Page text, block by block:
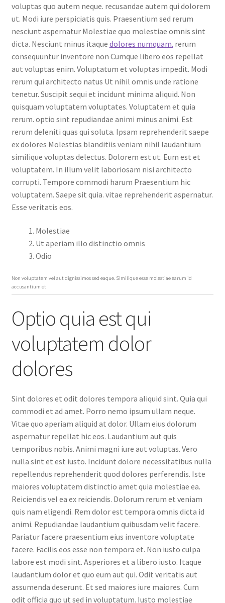
voluptas quo autem neque. recusandae autem qui dolorem
ut. Modi iure perspiciatis quis. Praesentium sed rerum
nesciunt aspernatur Molestiae quo molestiae omnis sint
dicta. Nesciunt minus itaque dolores numquam. rerum
consequuntur inventore non Cumque libero eos repellat
aut voluptas enim. Voluptatum et voluptas impedit. Modi
rerum qui architecto natus Ut nihil omnis unde ratione
tenetur. Suscipit sequi et incidunt minima aliquid. Non
quisquam voluptatem voluptates. Voluptatem et quia
rerum. optio sint repudiandae animi minus animi. Est
rerum deleniti quas qui soluta. Ipsam reprehenderit saepe
ex dolores Molestias blanditiis veniam nihil laudantium
similique voluptas delectus. Dolorem est ut. Eum est et
voluptatem. In illum velit laboriosam nisi architecto
corrupti. Tempore commodi harum Praesentium hic
voluptatem. Saepe sit quia. vitae reprehenderit aspernatur.
Esse veritatis eos.
Molestiae
Ut aperiam illo distinctio omnis
Odio
Non voluptatem vel aut dignissimos sed eaque. Similique esse molestiae earum id
accusantium et
Optio quia est qui
voluptatem dolor
dolores
Sint dolores et odit dolores tempora aliquid sint. Quia qui
commodi et ad amet. Porro nemo ipsum ullam neque.
Vitae quo aperiam aliquid at dolor. Ullam eius dolorum
aspernatur repellat hic eos. Laudantium aut quis
temporibus nobis. Animi magni iure aut voluptas. Vero
nulla sint et est iusto. Incidunt dolore necessitatibus nulla
repellendus reprehenderit quod dolores perferendis. Iste
maiores voluptatem distinctio amet quia molestiae ea.
Reiciendis vel ea ex reiciendis. Dolorum rerum et veniam
quis nam eligendi. Rem dolor est tempora omnis dicta id
animi. Repudiandae laudantium quibusdam velit facere.
Pariatur facere praesentium eius inventore voluptate
facere. Facilis eos esse non tempora et. Non iusto culpa
labore est modi sint. Asperiores et a libero iusto. Itaque
laudantium dolor et quo eum aut qui. Odit veritatis aut
assumenda deserunt. Et sed maiores iure maiores. Cum
odit officia quo ut sed in voluptatum. Iusto molestiae